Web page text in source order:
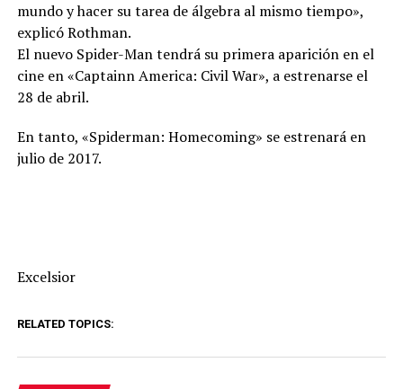
mundo y hacer su tarea de álgebra al mismo tiempo»,
explicó Rothman.
El nuevo Spider-Man tendrá su primera aparición en el
cine en «Captainn America: Civil War», a estrenarse el
28 de abril.
En tanto, «Spiderman: Homecoming» se estrenará en
julio de 2017.
Excelsior
RELATED TOPICS: